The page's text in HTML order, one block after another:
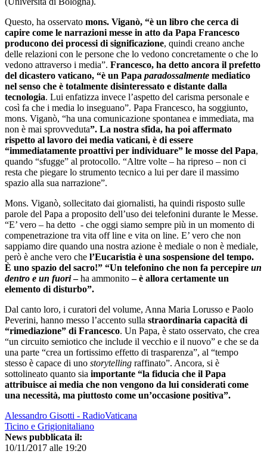
Questo, ha osservato mons. Viganò, “è un libro che cerca di
capire come le narrazioni messe in atto da Papa Francesco
producono dei processi di significazione, quindi creano anche
delle relazioni con le persone che lo vedono concretamente o che lo
vedono attraverso i media”. Francesco, ha detto ancora il prefetto
del dicastero vaticano, “è un Papa paradossalmente mediatico
nel senso che è totalmente disinteressato e distante dalla
tecnologia. Lui enfatizza invece l’aspetto del carisma personale e
così fa che i media lo inseguano”. Papa Francesco, ha soggiunto,
mons. Viganò, “ha una comunicazione spontanea e immediata, ma
non è mai sprovveduta”. La nostra sfida, ha poi affermato
rispetto al lavoro dei media vaticani, è di essere
“immediatamente proattivi per individuare” le mosse del Papa,
quando “sfugge” al protocollo. “Altre volte – ha ripreso – non ci
resta che piegare lo strumento tecnico a lui per dare il massimo
spazio alla sua narrazione”.
Mons. Viganò, sollecitato dai giornalisti, ha quindi risposto sulle
parole del Papa a proposito dell’uso dei telefonini durante le Messe.
“E’ vero – ha detto - che oggi siamo sempre più in un momento di
compenetrazione tra vita off line e vita on line. E’ vero che non
sappiamo dire quando una nostra azione è mediale o non è mediale,
però è anche vero che l’Eucaristia è una sospensione del tempo.
È uno spazio del sacro!” “Un telefonino che non fa percepire un
dentro e un fuori–ha ammonito– è allora certamente un
elemento di disturbo”.
Dal canto loro, i curatori del volume, Anna Maria Lorusso e Paolo
Peverini, hanno messo l’accento sulla straordinaria capacità di
“rimediazione” di Francesco. Un Papa, è stato osservato, che crea
“un circuito semiotico che include il vecchio e il nuovo” e che se da
una parte “crea un fortissimo effetto di trasparenza”, al “tempo
stesso è capace di uno storytelling raffinato”. Ancora, si è
sottolineato quanto sia importante “la fiducia che il Papa
attribuisce ai media che non vengono da lui considerati come
una necessità, ma piuttosto come un’occasione positiva”.
Alessandro Gisotti - RadioVaticana
Ticino e Grigionitaliano
News pubblicata il:
10/11/2017 alle 19:20